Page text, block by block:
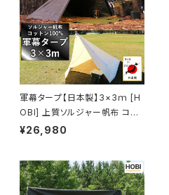
軍幕タープ【日本製】3×3ｍ [H
OBI] 上質ソルジャー帆布 コット
ン100% [無骨でタフ] 強撥水パ
300×300 ホビ ブラックオリー
ブ/オフホワイト【MADE IN JAP
¥26,980